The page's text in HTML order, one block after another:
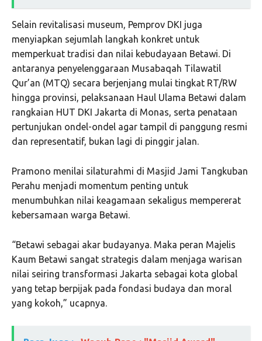
Selain revitalisasi museum, Pemprov DKI juga
menyiapkan sejumlah langkah konkret untuk
memperkuat tradisi dan nilai kebudayaan Betawi. Di
antaranya penyelenggaraan Musabaqah Tilawatil
Qur’an (MTQ) secara berjenjang mulai tingkat RT/RW
hingga provinsi, pelaksanaan Haul Ulama Betawi dalam
rangkaian HUT DKI Jakarta di Monas, serta penataan
pertunjukan ondel-ondel agar tampil di panggung resmi
dan representatif, bukan lagi di pinggir jalan.
Pramono menilai silaturahmi di Masjid Jami Tangkuban
Perahu menjadi momentum penting untuk
menumbuhkan nilai keagamaan sekaligus mempererat
kebersamaan warga Betawi.
“Betawi sebagai akar budayanya. Maka peran Majelis
Kaum Betawi sangat strategis dalam menjaga warisan
nilai seiring transformasi Jakarta sebagai kota global
yang tetap berpijak pada fondasi budaya dan moral
yang kokoh,” ucapnya.